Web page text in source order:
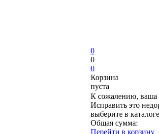
0
0
0
Корзина
пуста
К сожалению, ваша
Исправить это
выберите в
Общая сумма:
Перейти в корзину